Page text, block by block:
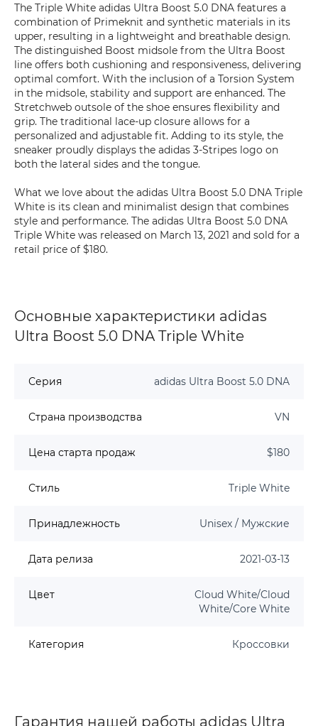
The Triple White adidas Ultra Boost 5.0 DNA features a
combination of Primeknit and synthetic materials in its
upper, resulting in a lightweight and breathable design.
The distinguished Boost midsole from the Ultra Boost
line offers both cushioning and responsiveness, delivering
optimal comfort. With the inclusion of a Torsion System
in the midsole, stability and support are enhanced. The
Stretchweb outsole of the shoe ensures flexibility and
grip. The traditional lace-up closure allows for a
personalized and adjustable fit. Adding to its style, the
sneaker proudly displays the adidas 3-Stripes logo on
both the lateral sides and the tongue.
What we love about the adidas Ultra Boost 5.0 DNA Triple
White is its clean and minimalist design that combines
style and performance. The adidas Ultra Boost 5.0 DNA
Triple White was released on March 13, 2021 and sold for a
retail price of $180.
Основные характеристики adidas
Ultra Boost 5.0 DNA Triple White
Серия adidas Ultra Boost 5.0 DNA
Страна производства VN
Цена старта продаж $180
Стиль Triple White
Принадлежность Unisex / Мужские
Дата релиза 2021-03-13
Цвет
Cloud White/Cloud
White/Core White
Категория Кроссовки
Гарантия нашей работы adidas Ultra